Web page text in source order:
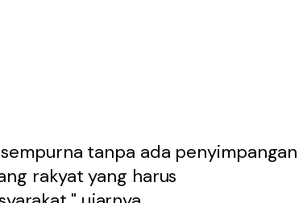
tanpa ada penyimpangan
rakyat yang harus